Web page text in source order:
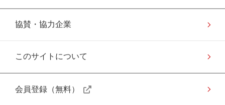
協賛・協力企業
このサイトについて
会員登録（無料）